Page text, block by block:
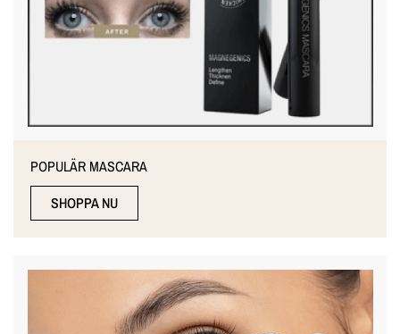
POPULÄR MASCARA
SHOPPA NU